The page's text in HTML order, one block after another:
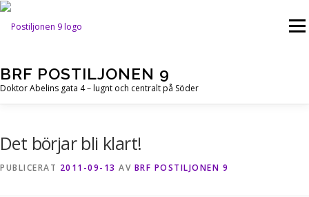
Hoppa
innehåll
BRF POSTILJONEN 9
Doktor Abelins gata 4 – lugnt och centralt på Söder
Meny
Det börjar bli klart!
PUBLICERAT 2011-09-13 AV BRF POSTILJONEN 9